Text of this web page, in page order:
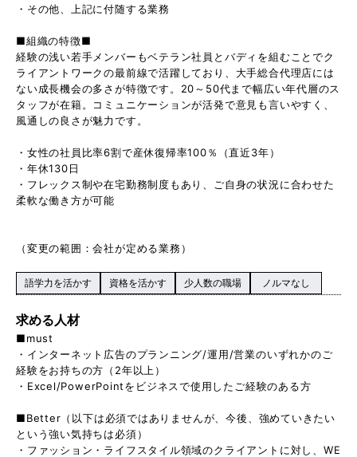
・その他、上記に付随する業務
■組織の特徴■
経験の浅い若手メンバーもベテラン社員とバディを組むことでク
ライアントワークの最前線で活躍しており、大手総合代理店には
ない成長機会の多さが特徴です。20～50代まで幅広い年代層のス
タッフが在籍。コミュニケーションが活発で意見も言いやすく、
風通しの良さが魅力です。
・女性の社員比率6割で産休復帰率100％（直近3年）
・年休130日
・フレックス制や在宅勤務制度もあり、ご自身の状況に合わせた
柔軟な働き方が可能
（変更の範囲：会社が定める業務）
語学力を活かす 資格を活かす 少人数の職場 ノルマなし
求める人材
■must
・インターネット広告のプランニング/運用/営業のいずれかのご
経験をお持ちの方（2年以上）
・Excel/PowerPointをビジネスで使用したご経験のある方
■Better（以下は必須ではありませんが、今後、強めていきたい
という強い気持ちは必須）
・ファッション・ライフスタイル領域のクライアントに対し、WE